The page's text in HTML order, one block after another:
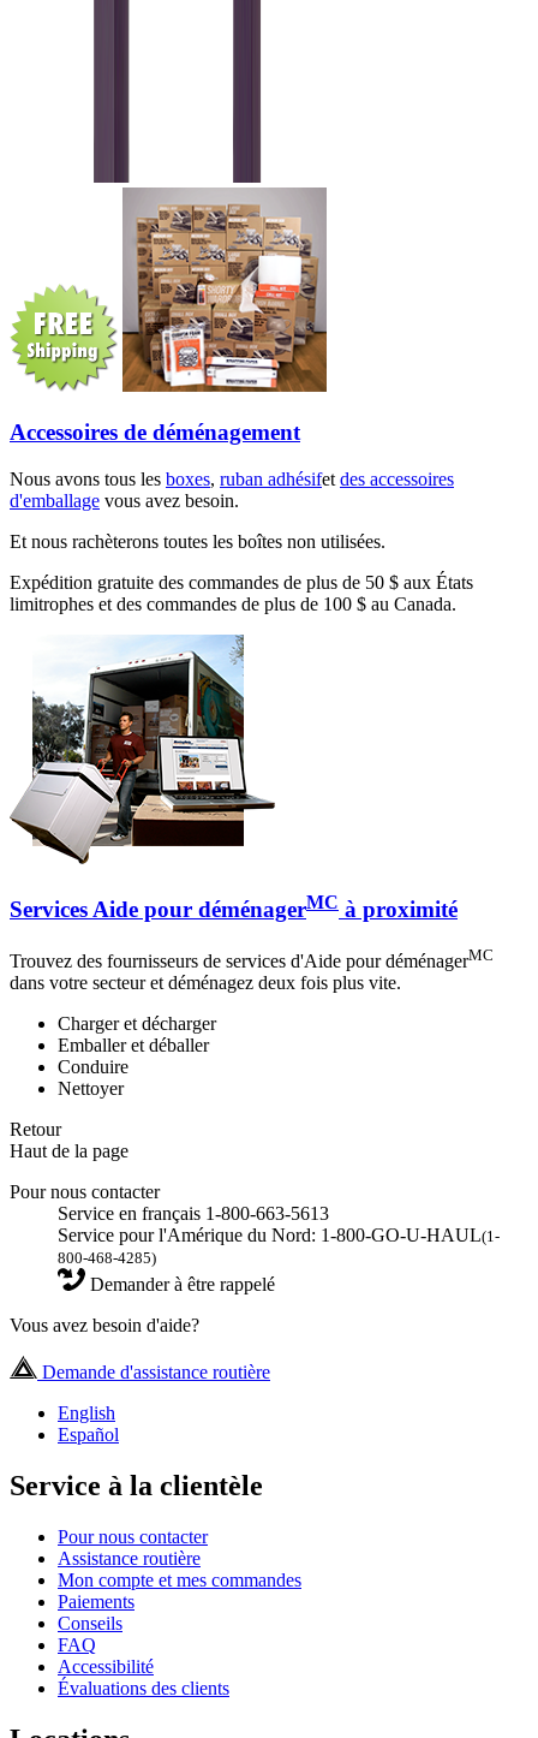
Accessoires de déménagement
Nous avons tous les boxes, ruban adhésifet des accessoires
d'emballage vous avez besoin.
Et nous rachèterons toutes les boîtes non utilisées.
Expédition gratuite des commandes de plus de 50 $ aux États
limitrophes et des commandes de plus de 100 $ au Canada.
Services Aide pour déménagerMC à proximité
Trouvez des fournisseurs de services d'Aide pour déménagerMC
dans votre secteur et déménagez deux fois plus vite.
Charger et décharger
Emballer et déballer
Conduire
Nettoyer
Retour
Haut de la page
Pour nous contacter
Service en français 1-800-663-5613
Service pour l'Amérique du Nord: 1-800-GO-U-HAUL(1-
800-468-4285)
Demander à être rappelé
Vous avez besoin d'aide?
Demande d'assistance routière
English
Español
Service à la clientèle
Pour nous contacter
Assistance routière
Mon compte et mes commandes
Paiements
Conseils
FAQ
Accessibilité
Évaluations des clients